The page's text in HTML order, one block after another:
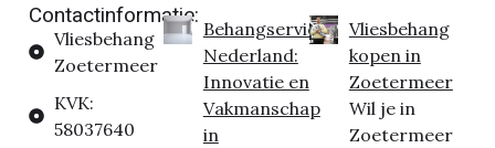
Contactinformatie:
Vliesbehang
Zoetermeer
KVK:
58037640
Behangservice
Nederland:
Innovatie en
Vakmanschap
in
Vliesbehang
kopen in
Zoetermeer
Wil je in
Zoetermeer